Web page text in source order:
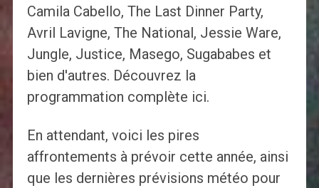
Camila Cabello, The Last Dinner Party,
Avril Lavigne, The National, Jessie Ware,
Jungle, Justice, Masego, Sugababes et
bien d'autres. Découvrez la
programmation complète ici.
En attendant, voici les pires
affrontements à prévoir cette année, ainsi
que les dernières prévisions météo pour